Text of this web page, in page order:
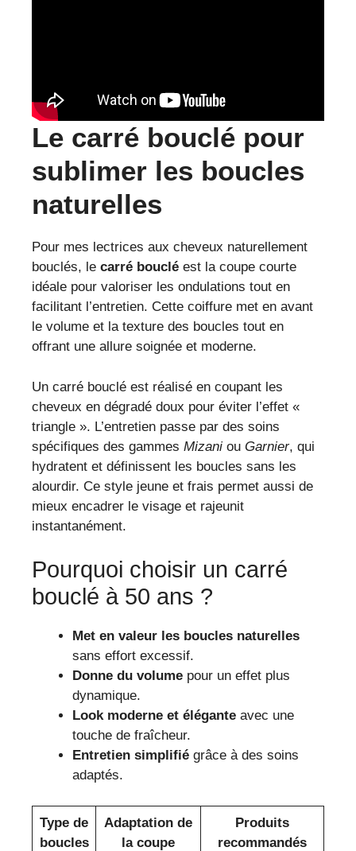
Le carré bouclé pour
sublimer les boucles
naturelles
Pour mes lectrices aux cheveux naturellement
bouclés, le carré bouclé est la coupe courte
idéale pour valoriser les ondulations tout en
facilitant l’entretien. Cette coiffure met en avant
le volume et la texture des boucles tout en
offrant une allure soignée et moderne.
Un carré bouclé est réalisé en coupant les
cheveux en dégradé doux pour éviter l’effet «
triangle ». L’entretien passe par des soins
spécifiques des gammes Mizani ou Garnier, qui
hydratent et définissent les boucles sans les
alourdir. Ce style jeune et frais permet aussi de
mieux encadrer le visage et rajeunit
instantanément.
Pourquoi choisir un carré
bouclé à 50 ans ?
Met en valeur les boucles naturelles
sans effort excessif.
Donne du volume pour un effet plus
dynamique.
Look moderne et élégante avec une
touche de fraîcheur.
Entretien simplifié grâce à des soins
adaptés.
Type de
boucles
Adaptation de
la coupe
Produits
recommandés